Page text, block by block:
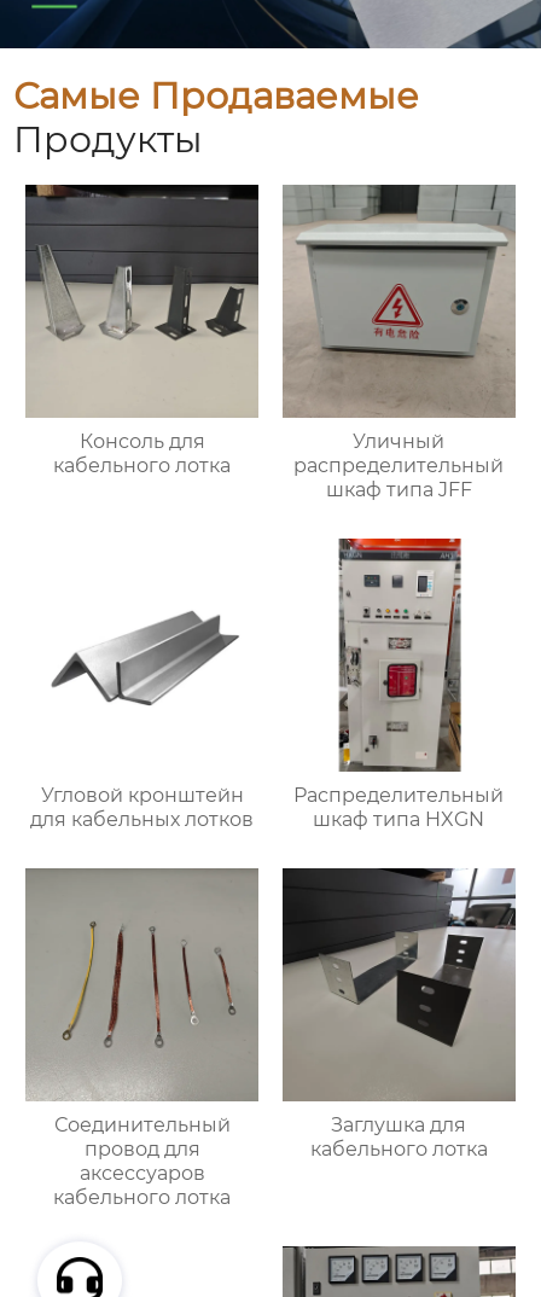
Самые Продаваемые
Продукты
Консоль для
кабельного лотка
Уличный
распределительный
шкаф типа JFF
Угловой кронштейн
для кабельных лотков
Распределительный
шкаф типа HXGN
Соединительный
провод для
аксессуаров
кабельного лотка
Заглушка для
кабельного лотка